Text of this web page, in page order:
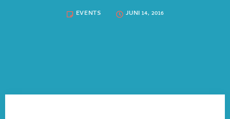
EVENTS JUNI 14, 2016